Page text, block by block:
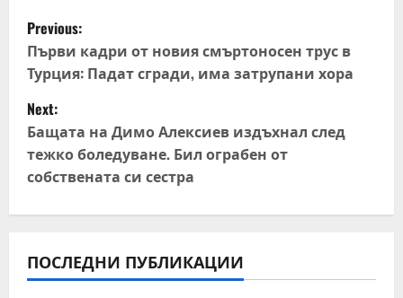
P
o
s
t
n
a
v
i
Previous:
Първи кадри от новия смъртоносен трус в
Турция: Падат сгради, има затрупани хора
Next:
Бащата на Димо Алексиев издъхнал след
тежко боледуване. Бил ограбен от
собствената си сестра
ПОСЛЕДНИ ПУБЛИКАЦИИ